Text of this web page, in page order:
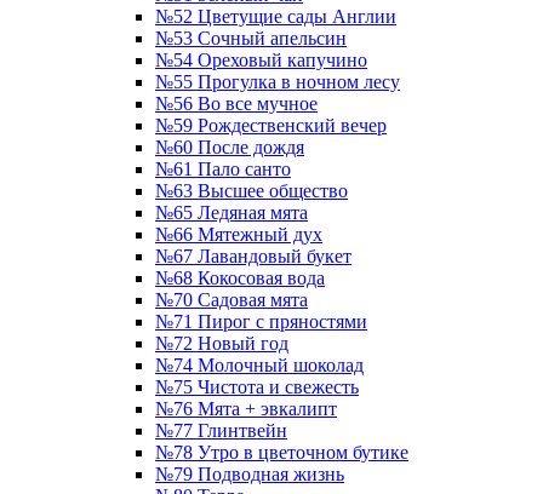
№52 Цветущие сады Англии
№53 Сочный апельсин
№54 Ореховый капучино
№55 Прогулка в ночном лесу
№56 Во все мучное
№59 Рождественский вечер
№60 После дождя
№61 Пало санто
№63 Высшее общество
№65 Ледяная мята
№66 Мятежный дух
№67 Лавандовый букет
№68 Кокосовая вода
№70 Садовая мята
№71 Пирог с пряностями
№72 Новый год
№74 Молочный шоколад
№75 Чистота и свежесть
№76 Мята + эвкалипт
№77 Глинтвейн
№78 Утро в цветочном бутике
№79 Подводная жизнь